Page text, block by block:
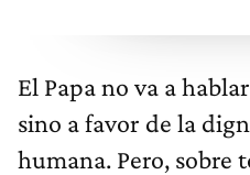
El Papa no va a
sino a favor de la
humana. Pero, sobre